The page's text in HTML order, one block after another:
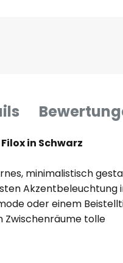
in Schwarz
minimalistisch
Akzentbeleuchtung
oder einem
Zwischenräume tolle
Metall gefertigt